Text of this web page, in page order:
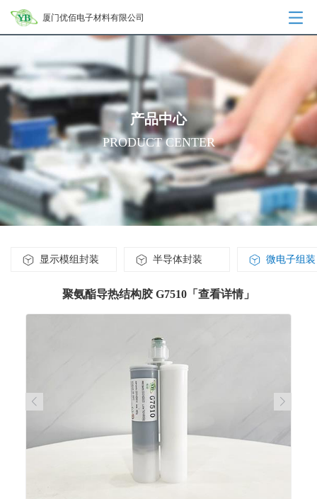
厦门优佰电子材料有限公司
产品中心
PRODUCT CENTER
显示模组封装 半导体封装 微电子组装
聚氨酯导热结构胶 G7510「查看详情」